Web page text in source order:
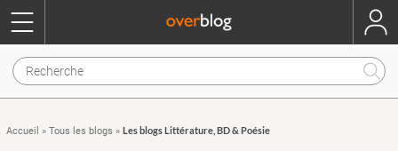
Accueil » Tous les blogs » Les blogs Littérature, BD & Poésie